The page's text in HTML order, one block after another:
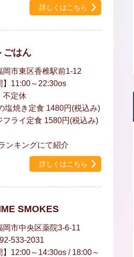
詳しくはこちら
ごはん
岡市東区香椎駅前1-12
】11:00～22:30os
不定休
塩焼き定食 1480円(税込み)
フライ定食 1580円(税込み)
ンキングにて紹介
詳しくはこちら
SMOKES
岡市中央区薬院3-6-11
533-2031
】12:00～14:30os / 18:00～